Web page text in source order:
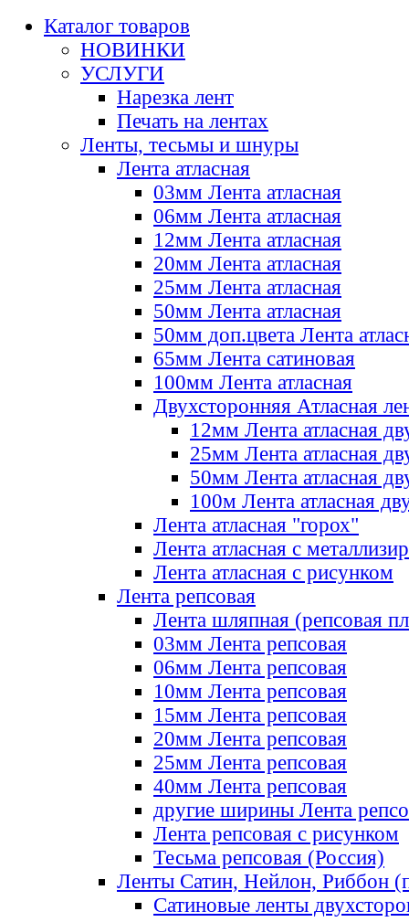
Каталог товаров
НОВИНКИ
УСЛУГИ
Нарезка лент
Печать на лентах
Ленты, тесьмы и шнуры
Лента атласная
03мм Лента атласная
06мм Лента атласная
12мм Лента атласная
20мм Лента атласная
25мм Лента атласная
50мм Лента атласная
50мм доп.цвета Лента
65мм Лента сатиновая
100мм Лента атласная
Двухсторонняя Атласная
12мм Лента атласная
25мм Лента атласная
50мм Лента атласная
100м Лента атласная
Лента атласная "горох"
Лента атласная с
Лента атласная с рисунком
Лента репсовая
Лента шляпная (репсовая
03мм Лента репсовая
06мм Лента репсовая
10мм Лента репсовая
15мм Лента репсовая
20мм Лента репсовая
25мм Лента репсовая
40мм Лента репсовая
другие ширины Лента
Лента репсовая с рисунком
Тесьма репсовая (Россия)
Ленты Сатин, Нейлон, Риббон
Сатиновые ленты